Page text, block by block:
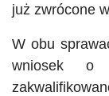
już zwrócone
W obu
wniosek o